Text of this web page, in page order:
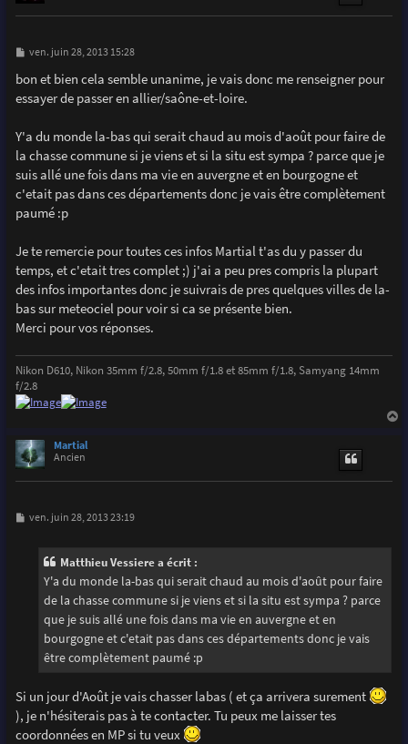
M
s
s
a
ven. juin 28, 2013 15:28
bon et bien cela semble unanime, je vais donc me renseigner pour
essayer de passer en allier/saône-et-loire.
Y'a du monde la-bas qui serait chaud au mois d'août pour faire de
la chasse commune si je viens et si la situ est sympa ? parce que je
suis allé une fois dans ma vie en auvergne et en bourgogne et
c'etait pas dans ces départements donc je vais être complètement
paumé :p
Je te remercie pour toutes ces infos Martial t'as du y passer du
temps, et c'etait tres complet ;) j'ai a peu pres compris la plupart
des infos importantes donc je suivrais de pres quelques villes de la-
bas sur meteociel pour voir si ca se présente bien.
Merci pour vos réponses.
Nikon D610, Nikon 35mm f/2.8, 50mm f/1.8 et 85mm f/1.8, Samyang 14mm
f/2.8
Martial
Ancien
M
ven. juin 28, 2013 23:19
Matthieu Vessiere a écrit :
Y'a du monde la-bas qui serait chaud au mois d'août pour faire
de la chasse commune si je viens et si la situ est sympa ? parce
que je suis allé une fois dans ma vie en auvergne et en
bourgogne et c'etait pas dans ces départements donc je vais
être complètement paumé :p
Si un jour d'Août je vais chasser labas ( et ça arrivera surement
), je n'hésiterais pas à te contacter. Tu peux me laisser tes
coordonnées en MP si tu veux